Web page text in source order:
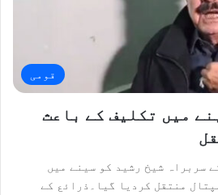
قومی
میں تکلیف کے باعث
سربراہ شیخ رشید کو سینے میں
منتقل کردیا گیا۔ذرائع کے